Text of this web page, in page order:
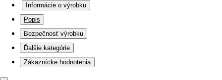
Informácie o výrobku
Popis
Bezpečnosť výrobku
Ďalšie kategórie
Zákaznícke hodnotenia